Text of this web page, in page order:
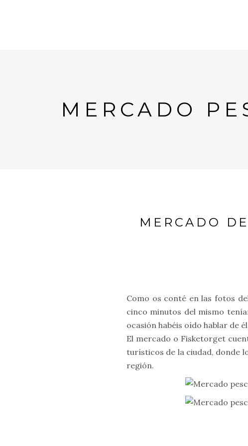
MERCADO
MERCADO
Como os conté en las fotos
cinco minutos del mismo
ocasión habéis oído hablar de
El mercado o Fisketorget
turísticos de la ciudad, donde
región.